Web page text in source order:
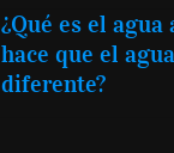
¿Qué es el agua
hace que el
diferente?